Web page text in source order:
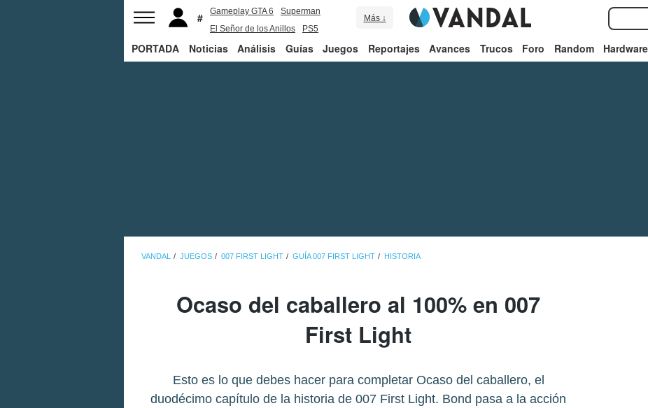
Gameplay GTA 6
Superman
El Señor de los Anillos
PS5
Más ↓
PORTADA Noticias Análisis Guías Juegos Reportajes Avances Trucos Foro Random Hardware
VANDAL JUEGOS 007 FIRST LIGHT GUÍA 007 FIRST LIGHT HISTORIA
Ocaso del caballero al 100% en 007
First Light
Esto es lo que debes hacer para completar Ocaso del caballero, el
duodécimo capítulo de la historia de 007 First Light. Bond pasa a la acción